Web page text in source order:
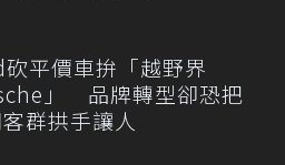
平價車拚「越野界
」 品牌轉型卻恐把
群拱手讓人